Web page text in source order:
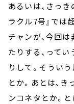
あるいは、さっ
ラクル7号』では
チャンが、今回
たりする、って
りして。そうい
とか。あとは、
ンコネタとか。